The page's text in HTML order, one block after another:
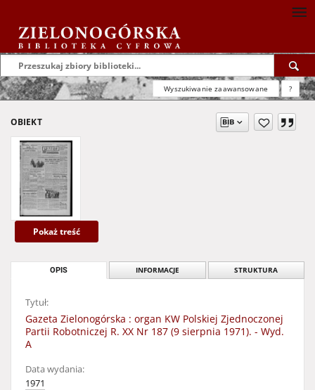
Wyszukiwanie zaawansowane ?
OBIEKT
Pokaż treść
OPIS INFORMACJE STRUKTURA
Tytuł:
Gazeta Zielonogórska : organ KW Polskiej Zjednoczonej
Partii Robotniczej R. XX Nr 187 (9 sierpnia 1971). - Wyd.
A
Data wydania:
1971